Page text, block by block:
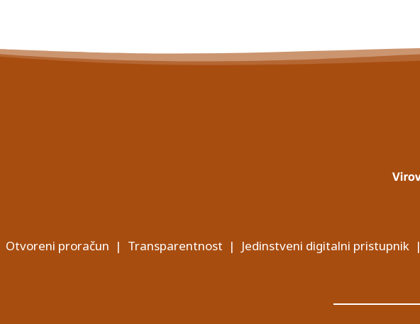
Otvoreni proračun | Transparentnost | Jedinstveni digitalni pristupnik|